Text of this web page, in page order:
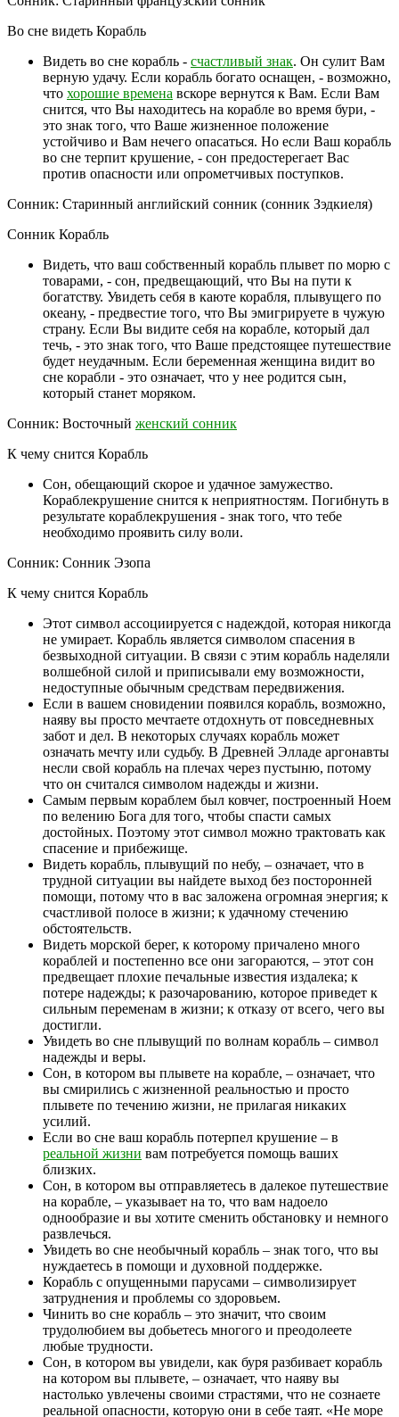
Во сне видеть Корабль
Видеть во сне корабль - счастливый знак. Он сулит Вам
верную удачу. Если корабль богато оснащен, - возможно,
что хорошие времена вскоре вернутся к Вам. Если Вам
снится, что Вы находитесь на корабле во время бури, -
это знак того, что Ваше жизненное положение
устойчиво и Вам нечего опасаться. Но если Ваш корабль
во сне терпит крушение, - сон предостерегает Вас
против опасности или опрометчивых поступков.
Сонник: Старинный английский сонник (сонник Зэдкиеля)
Сонник Корабль
Видеть, что ваш собственный корабль плывет по морю с
товарами, - сон, предвещающий, что Вы на пути к
богатству. Увидеть себя в каюте корабля, плывущего по
океану, - предвестие того, что Вы эмигрируете в чужую
страну. Если Вы видите себя на корабле, который дал
течь, - это знак того, что Ваше предстоящее путешествие
будет неудачным. Если беременная женщина видит во
сне корабли - это означает, что у нее родится сын,
который станет моряком.
Сонник: Восточный женский сонник
К чему снится Корабль
Сон, обещающий скорое и удачное замужество.
Кораблекрушение снится к неприятностям. Погибнуть в
результате кораблекрушения - знак того, что тебе
необходимо проявить силу воли.
Сонник: Сонник Эзопа
К чему снится Корабль
Этот символ ассоциируется с надеждой, которая никогда
не умирает. Корабль является символом спасения в
безвыходной ситуации. В связи с этим корабль наделяли
волшебной силой и приписывали ему возможности,
недоступные обычным средствам передвижения.
Если в вашем сновидении появился корабль, возможно,
наяву вы просто мечтаете отдохнуть от повседневных
забот и дел. В некоторых случаях корабль может
означать мечту или судьбу. В Древней Элладе аргонавты
несли свой корабль на плечах через пустыню, потому
что он считался символом надежды и жизни.
Самым первым кораблем был ковчег, построенный Ноем
по велению Бога для того, чтобы спасти самых
достойных. Поэтому этот символ можно трактовать как
спасение и прибежище.
Видеть корабль, плывущий по небу, – означает, что в
трудной ситуации вы найдете выход без посторонней
помощи, потому что в вас заложена огромная энергия; к
счастливой полосе в жизни; к удачному стечению
обстоятельств.
Видеть морской берег, к которому причалено много
кораблей и постепенно все они загораются, – этот сон
предвещает плохие печальные известия издалека; к
потере надежды; к разочарованию, которое приведет к
сильным переменам в жизни; к отказу от всего, чего вы
достигли.
Увидеть во сне плывущий по волнам корабль – символ
надежды и веры.
Сон, в котором вы плывете на корабле, – означает, что
вы смирились с жизненной реальностью и просто
плывете по течению жизни, не прилагая никаких
усилий.
Если во сне ваш корабль потерпел крушение – в
реальной жизни вам потребуется помощь ваших
близких.
Сон, в котором вы отправляетесь в далекое путешествие
на корабле, – указывает на то, что вам надоело
однообразие и вы хотите сменить обстановку и немного
развлечься.
Увидеть во сне необычный корабль – знак того, что вы
нуждаетесь в помощи и духовной поддержке.
Корабль с опущенными парусами – символизирует
затруднения и проблемы со здоровьем.
Чинить во сне корабль – это значит, что своим
трудолюбием вы добьетесь многого и преодолеете
любые трудности.
Сон, в котором вы увидели, как буря разбивает корабль
на котором вы плывете, – означает, что наяву вы
настолько увлечены своими страстями, что не сознаете
реальной опасности, которую они в себе таят. «Не море